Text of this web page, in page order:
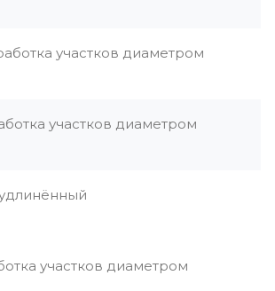
участков диаметром
участков диаметром
участков диаметром